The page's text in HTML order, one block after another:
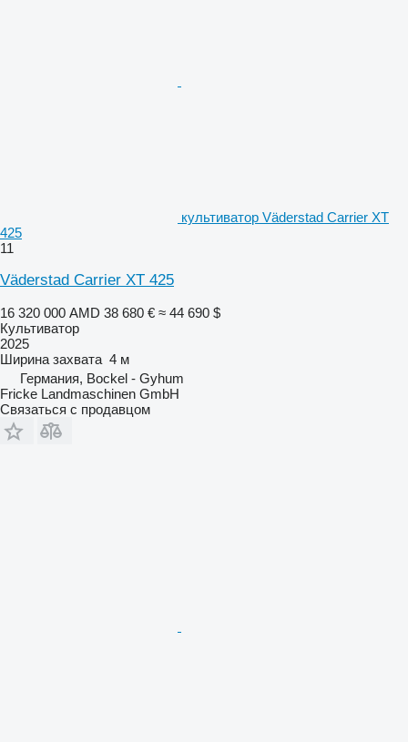
культиватор Väderstad Carrier XT
425
11
Väderstad Carrier XT 425
16 320 000 AMD 38 680 € ≈ 44 690 $
Культиватор
2025
Ширина захвата 4 м
Германия, Bockel - Gyhum
Fricke Landmaschinen GmbH
Связаться с продавцом